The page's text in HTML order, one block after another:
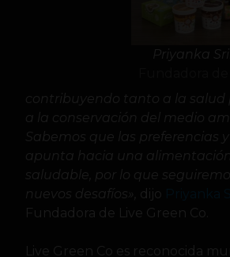
Priyanka
contribuyendo tanto a la salud
a la conservación del medio
Sabemos que las preferencias y
apunta hacia una alimentación
saludable, por lo que
nuevos desafíos», dijo
Fundadora de Live Green Co.
Live Green Co es reconocida